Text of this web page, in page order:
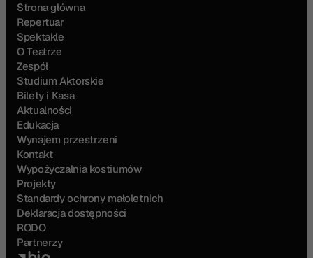
Strona główna
Repertuar
Spektakle
O Teatrze
Zespół
Studium Aktorskie
Bilety i Kasa
Aktualności
Edukacja
Wynajem przestrzeni
Kontakt
Wypożyczalnia kostiumów
Projekty
Standardy ochrony małoletnich
Deklaracja dostępności
RODO
Partnerzy